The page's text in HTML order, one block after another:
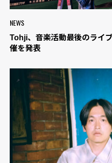
NEWS
Tohji、音楽活動最後のライ
催を発表